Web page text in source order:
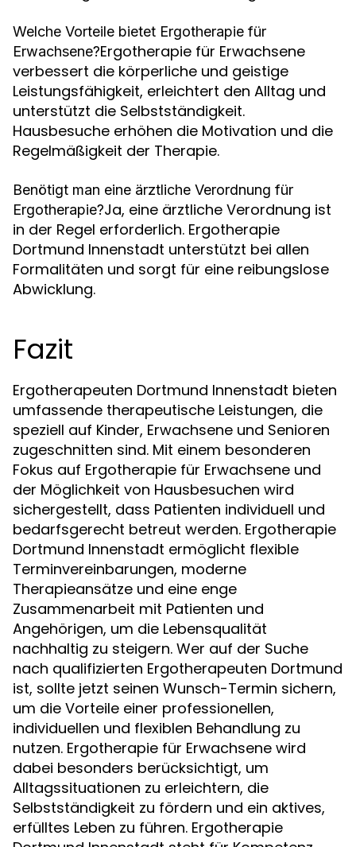
Welche Vorteile bietet Ergotherapie für
Erwachsene?Ergotherapie für Erwachsene
verbessert die körperliche und geistige
Leistungsfähigkeit, erleichtert den Alltag und
unterstützt die Selbstständigkeit.
Hausbesuche erhöhen die Motivation und die
Regelmäßigkeit der Therapie.
Benötigt man eine ärztliche Verordnung für
Ergotherapie?Ja, eine ärztliche Verordnung ist
in der Regel erforderlich. Ergotherapie
Dortmund Innenstadt unterstützt bei allen
Formalitäten und sorgt für eine reibungslose
Abwicklung.
Fazit
Ergotherapeuten Dortmund Innenstadt bieten
umfassende therapeutische Leistungen, die
speziell auf Kinder, Erwachsene und Senioren
zugeschnitten sind. Mit einem besonderen
Fokus auf Ergotherapie für Erwachsene und
der Möglichkeit von Hausbesuchen wird
sichergestellt, dass Patienten individuell und
bedarfsgerecht betreut werden. Ergotherapie
Dortmund Innenstadt ermöglicht flexible
Terminvereinbarungen, moderne
Therapieansätze und eine enge
Zusammenarbeit mit Patienten und
Angehörigen, um die Lebensqualität
nachhaltig zu steigern. Wer auf der Suche
nach qualifizierten Ergotherapeuten Dortmund
ist, sollte jetzt seinen Wunsch-Termin sichern,
um die Vorteile einer professionellen,
individuellen und flexiblen Behandlung zu
nutzen. Ergotherapie für Erwachsene wird
dabei besonders berücksichtigt, um
Alltagssituationen zu erleichtern, die
Selbstständigkeit zu fördern und ein aktives,
erfülltes Leben zu führen. Ergotherapie